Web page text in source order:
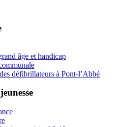
âge et handicap
défibrillateurs à Pont-l’Abbé